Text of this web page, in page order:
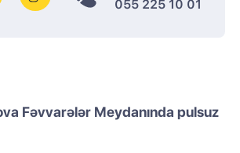
055 225 10 01
Fəvvarələr Meydanında pulsuz